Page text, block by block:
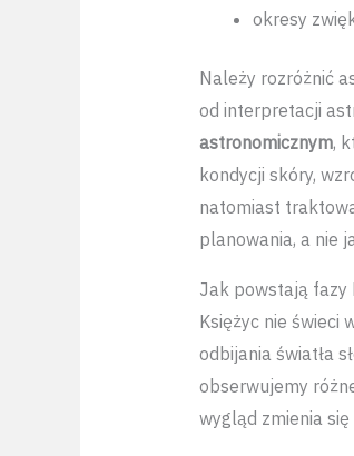
okresy
Należy rozróżnić
od interpretacji
astronomicznym,
kondycji skóry,
natomiast
planowania, a nie
Jak powstają fazy
Księżyc nie świeci
odbijania światła
obserwujemy
wygląd zmienia się